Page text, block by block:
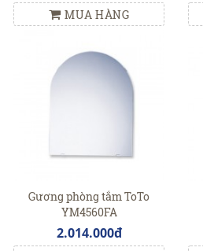
MUA HÀNG
Gương phòng tắm ToTo
YM4560FA
2.014.000đ